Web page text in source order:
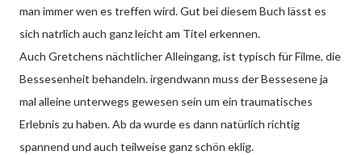
man immer wen es treffen wird. Gut bei diesem Buch lässt es
sich natrlich auch ganz leicht am Titel erkennen.
Auch Gretchens nächtlicher Alleingang, ist typisch für Filme, die
Bessesenheit behandeln. irgendwann muss der Bessesene ja
mal alleine unterwegs gewesen sein um ein traumatisches
Erlebnis zu haben. Ab da wurde es dann natürlich richtig
spannend und auch teilweise ganz schön eklig.